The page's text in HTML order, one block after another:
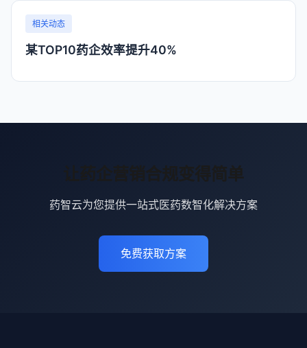
相关动态
某TOP10药企效率提升40%
让药企营销合规变得简单
药智云为您提供一站式医药数智化解决方案
免费获取方案